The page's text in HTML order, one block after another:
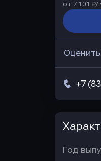
от 7 101 ₽/
+7
Год